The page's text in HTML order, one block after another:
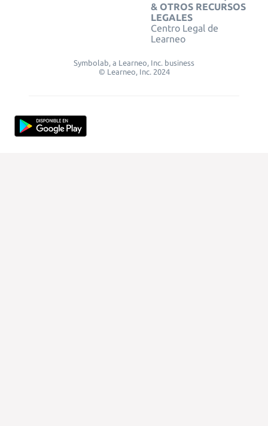
& OTROS RECURSOS
LEGALES
Centro Legal de
Learneo
Symbolab, a Learneo, Inc. business
© Learneo, Inc. 2024